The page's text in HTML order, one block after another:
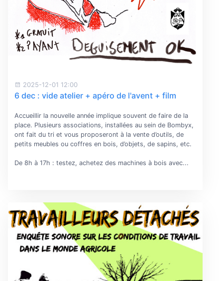
2025-12-01 12:00
6 dec : vide atelier + apéro de l'avent + film
Accueillir la nouvelle année implique souvent de faire de la
place. Plusieurs associations, installées au sein de Bombyx,
ont fait du tri et vous proposeront à la vente d’outils, de
petits meubles ou coffres en bois, d’objets, de sapins, etc.
De 8h à 17h : testez, achetez des machines à bois avec...